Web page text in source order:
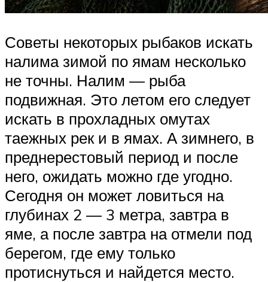
Советы некоторых рыбаков искать
налима зимой по ямам несколько
не точны. Налим — рыба
подвижная. Это летом его следует
искать в прохладных омутах
таежных рек и в ямах. А зимнего, в
преднерестовый период и после
него, ожидать можно где угодно.
Сегодня он может ловиться на
глубинах 2 — 3 метра, завтра в
яме, а после завтра на отмели под
берегом, где ему только
протиснуться и найдется место.